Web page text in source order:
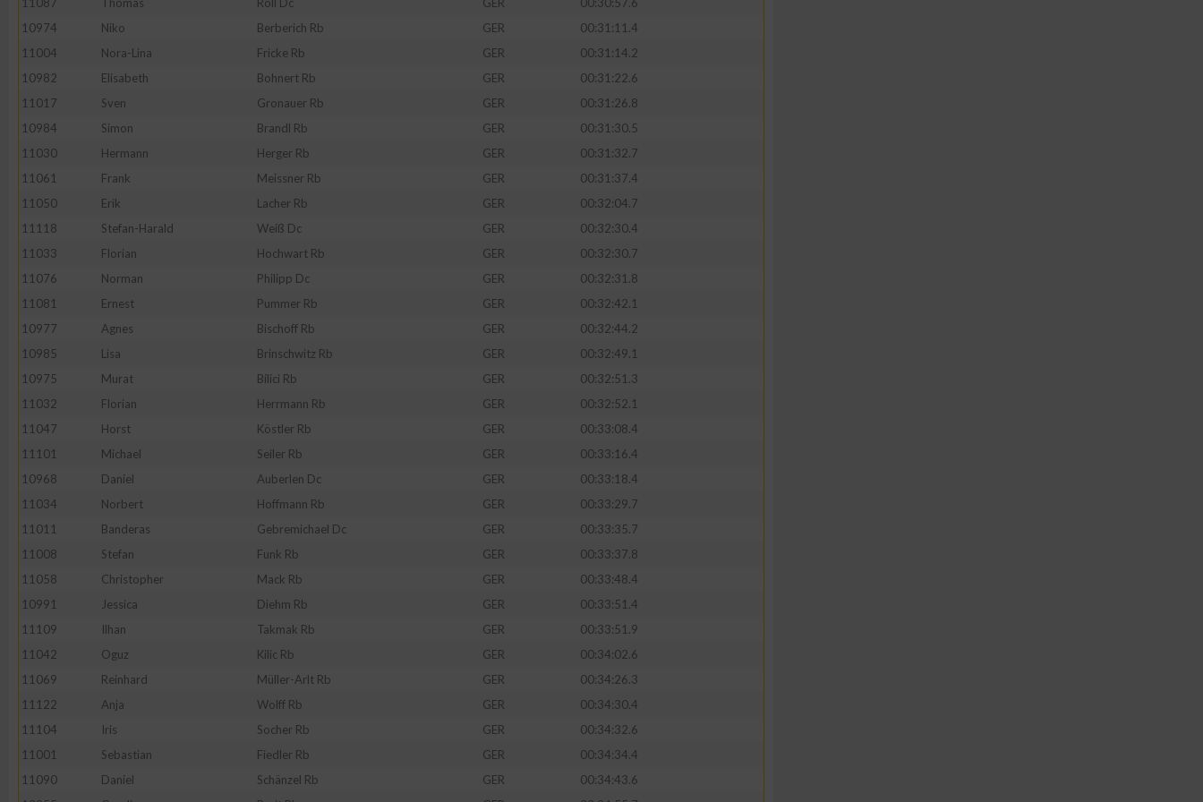
10974
Niko Berberich Rb GER
00:31:11.4
11004
Nora-Lina Fricke Rb GER
00:31:14.2
10982
Elisabeth Bohnert Rb GER
00:31:22.6
11017
Sven Gronauer Rb GER
00:31:26.8
10984
Simon Brandl Rb GER
00:31:30.5
11030
Hermann Herger Rb GER
00:31:32.7
11061
Frank Meissner Rb GER
00:31:37.4
11050
Erik Lacher Rb GER
00:32:04.7
11118
Stefan-Harald Weiß Dc GER
00:32:30.4
11033
Florian Hochwart Rb GER
00:32:30.7
11076
Norman Philipp Dc GER
00:32:31.8
11081
Ernest Pummer Rb GER
00:32:42.1
10977
Agnes Bischoff Rb GER
00:32:44.2
10985
Lisa Brinschwitz Rb GER
00:32:49.1
10975
Murat Bilici Rb GER
00:32:51.3
11032
Florian Herrmann Rb GER
00:32:52.1
11047
Horst Köstler Rb GER
00:33:08.4
11101
Michael Seiler Rb GER
00:33:16.4
10968
Daniel Auberlen Dc GER
00:33:18.4
11034
Norbert Hoffmann Rb GER
00:33:29.7
11011
Banderas Gebremichael Dc GER
00:33:35.7
11008
Stefan Funk Rb GER
00:33:37.8
11058
Christopher Mack Rb GER
00:33:48.4
10991
Jessica Diehm Rb GER
00:33:51.4
11109
Ilhan Takmak Rb GER
00:33:51.9
11042
Oguz Kilic Rb GER
00:34:02.6
11069
Reinhard Müller-Arlt Rb GER
00:34:26.3
11122
Anja Wolff Rb GER
00:34:30.4
11104
Iris Socher Rb GER
00:34:32.6
11001
Sebastian Fiedler Rb GER
00:34:34.4
11090
Daniel Schänzel Rb GER
00:34:43.6
Erstellung von Profilen zur Personalisierung von Inhalten
Messung der Werbeleistung
Messung der Performance von Inhalten
Analyse von Zielgruppen durch Statistiken oder Kombinationen von Daten aus
Entwicklung und Verbesserung der Angebote
IAB-Besonderheiten:
Geräte anhand von aktiv angeforderten Informationen identifizieren
Nicht-IAB-Verarbeitungszwecke:
Notwendig
Performance
Funktional